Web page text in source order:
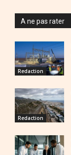
A ne pas rater
Redaction
Redaction